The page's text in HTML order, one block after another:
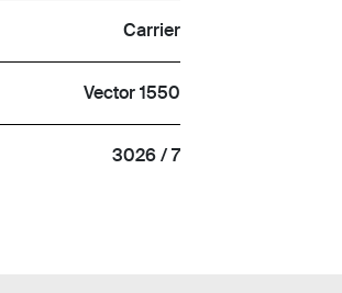
Carrier
Vector 1550
3026 / 7